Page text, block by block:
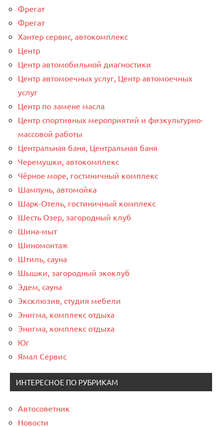
Фрегат
Фрегат
Хантер сервис, автокомплекс
Центр
Центр автомобильной диагностики
Центр автомоечных услуг, Центр автомоечных
услуг
Центр по замене масла
Центр спортивных мероприятий и физкультурно-
массовой работы
Центральная баня, Центральная баня
Черемушки, автокомплекс
Чёрное море, гостиничный комплекс
Шампунь, автомойка
Шарк-Отель, гостиничный комплекс
Шесть Озер, загородный клуб
Шина-мыт
Шиномонтаж
Штиль, сауна
Шышки, загородный экоклуб
Эдем, сауна
Эксклюзив, студия мебели
Энигма, комплекс отдыха
Энигма, комплекс отдыха
Юг
Ямал Сервис
ИНТЕРЕСНОЕ ПО РУБРИКАМ
Автосоветник
Новости